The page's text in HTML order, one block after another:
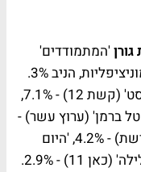
'המתמודדים'
(כאן 11) על המתמודדים בבחירות המוניציפליות, הניב 3%.
וגם: 'חי בלילה' (קשת 12) - 9.5%, 'נקסט' (קשת 12) - 7.1%,
'הצינור עם טל ברמן' (ערוץ עשר) -
4.4%, 'לילה טוב ישראל' (חדשות 2 ברשת) - 4.2%, 'היום